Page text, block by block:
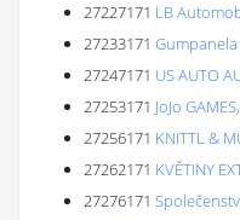
27227171 LB
27233171
27247171 US AUTO
27253171 JoJo
27256171 KNITTL &
27262171 KVĚTINY
27276171